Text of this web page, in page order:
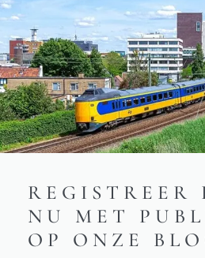
REGISTREER
NU MET
OP ONZE